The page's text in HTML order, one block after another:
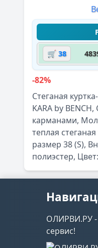
🛒 38
-82%
Стеганая
KARA by
карманами,
теплая
размер 38 (S),
полиэстер,
ОЛИРВИ.РУ -
сервис!